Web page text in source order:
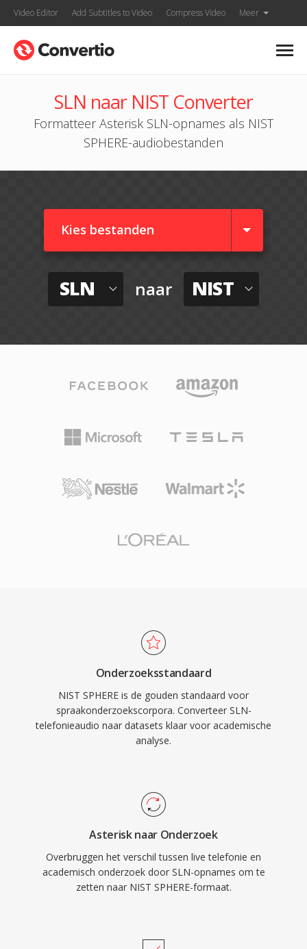
Video Editor Add Subtitles to Video Compress Video Meer
SLN naar NIST Converter
Formatteer Asterisk SLN-opnames als NIST
SPHERE-audiobestanden
Kies bestanden
SLN naar NIST
Onderzoeksstandaard
NIST SPHERE is de gouden standaard voor
spraakonderzoekscorpora. Converteer SLN-
telefonieaudio naar datasets klaar voor academische
analyse.
Asterisk naar Onderzoek
Overbruggen het verschil tussen live telefonie en
academisch onderzoek door SLN-opnames om te
zetten naar NIST SPHERE-formaat.